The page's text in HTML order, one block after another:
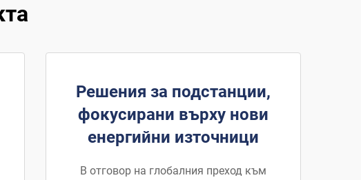
Решения за подстанции,
фокусирани върху нови
енергийни източници
В отговор на глобалния преход към